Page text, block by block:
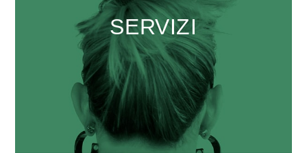
SERVIZI